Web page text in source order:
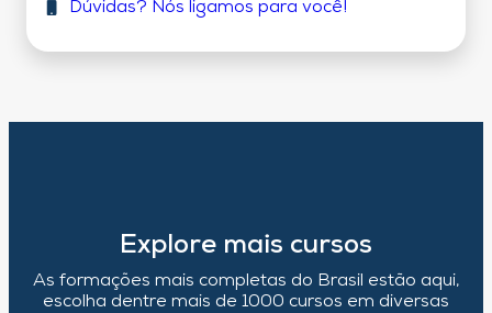
Dúvidas? Nós ligamos para você!
Explore mais cursos
As formações mais completas do Brasil estão aqui,
escolha dentre mais de 1000 cursos em diversas